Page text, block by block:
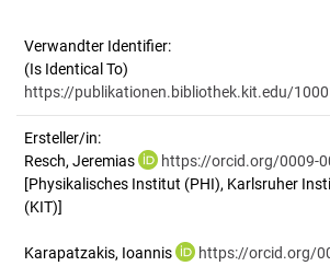
Verwandter Identifier:
(Is Identical To)
https://publikationen.bibliothek.kit.edu/
Ersteller/in:
Resch, Jeremias
https://orcid.org/0009-
[Physikalisches Institut (PHI), Karlsruher
(KIT)]
Karapatzakis, Ioannis
https://orcid.org/